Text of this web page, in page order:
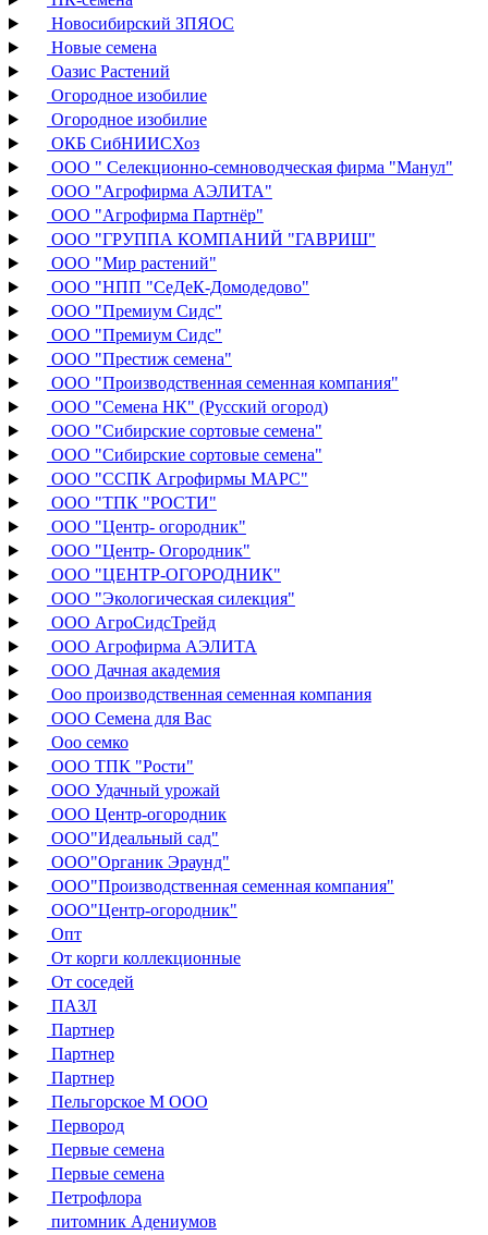
Новосибирский ЗПЯОС
Новые семена
Оазис Растений
Огородное изобилие
Огородное изобилие
ОКБ СибНИИСХоз
ООО " Селекционно-семноводческая фирма "Манул"
ООО "Агрофирма АЭЛИТА"
ООО "Агрофирма Партнёр"
ООО "ГРУППА КОМПАНИЙ "ГАВРИШ"
ООО "Мир растений"
ООО "НПП "СеДеК-Домодедово"
ООО "Премиум Сидс"
ООО "Премиум Сидс"
ООО "Престиж семена"
ООО "Производственная семенная компания"
ООО "Семена НК" (Русский огород)
ООО "Сибирские сортовые семена"
ООО "Сибирские сортовые семена"
ООО "ССПК Агрофирмы МАРС"
ООО "ТПК "РОСТИ"
ООО "Центр- огородник"
ООО "Центр- Огородник"
ООО "ЦЕНТР-ОГОРОДНИК"
ООО "Экологическая силекция"
ООО АгроСидсТрейд
ООО Агрофирма АЭЛИТА
ООО Дачная академия
Ооо производственная семенная компания
ООО Семена для Вас
Ооо семко
ООО ТПК "Рости"
ООО Удачный урожай
ООО Центр-огородник
ООО"Идеальный сад"
ООО"Органик Эраунд"
ООО"Производственная семенная компания"
ООО"Центр-огородник"
Опт
От корги коллекционные
От соседей
ПАЗЛ
Партнер
Партнер
Партнер
Пельгорское М ООО
Первород
Первые семена
Первые семена
Петрофлора
питомник Адениумов